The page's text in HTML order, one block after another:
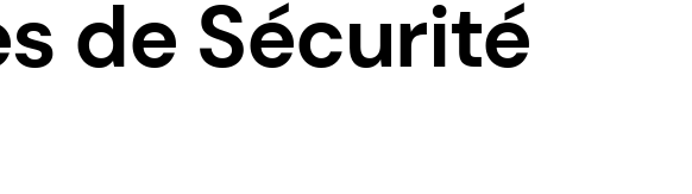
de Sécurité